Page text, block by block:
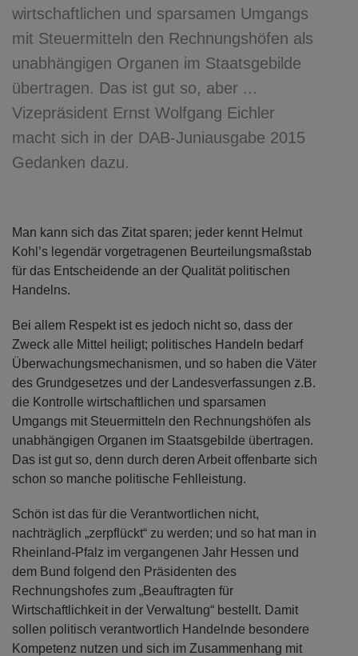
wirtschaftlichen und sparsamen Umgangs
mit Steuermitteln den Rechnungshöfen als
unabhängigen Organen im Staatsgebilde
übertragen. Das ist gut so, aber ...
Vizepräsident Ernst Wolfgang Eichler
macht sich in der DAB-Juniausgabe 2015
Gedanken dazu.
Man kann sich das Zitat sparen; jeder kennt Helmut
Kohl’s legendär vorgetragenen Beurteilungsmaßstab
für das Entscheidende an der Qualität politischen
Handelns.
Bei allem Respekt ist es jedoch nicht so, dass der
Zweck alle Mittel heiligt; politisches Handeln bedarf
Überwachungsmechanismen, und so haben die Väter
des Grundgesetzes und der Landesverfassungen z.B.
die Kontrolle wirtschaftlichen und sparsamen
Umgangs mit Steuermitteln den Rechnungshöfen als
unabhängigen Organen im Staatsgebilde übertragen.
Das ist gut so, denn durch deren Arbeit offenbarte sich
schon so manche politische Fehlleistung.
Schön ist das für die Verantwortlichen nicht,
nachträglich „zerpflückt“ zu werden; und so hat man in
Rheinland-Pfalz im vergangenen Jahr Hessen und
dem Bund folgend den Präsidenten des
Rechnungshofes zum „Beauftragten für
Wirtschaftlichkeit in der Verwaltung“ bestellt. Damit
sollen politisch verantwortlich Handelnde besondere
Kompetenz nutzen und sich im Zusammenhang mit